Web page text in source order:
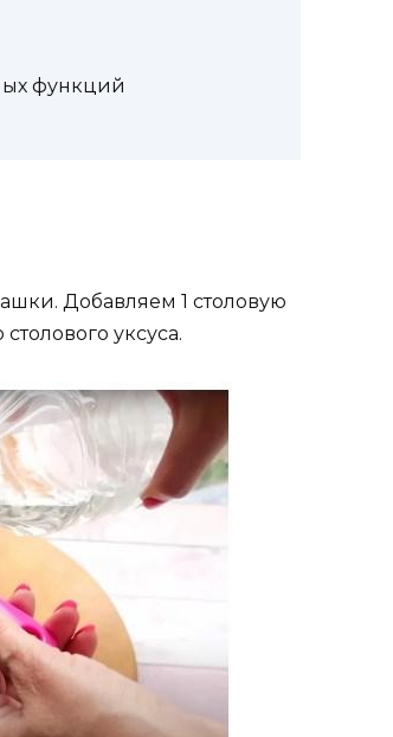
функций
Добавляем 1 столовую
уксуса.